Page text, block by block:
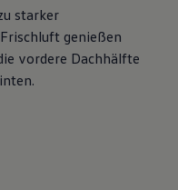
starker
genießen
vordere Dachhälfte